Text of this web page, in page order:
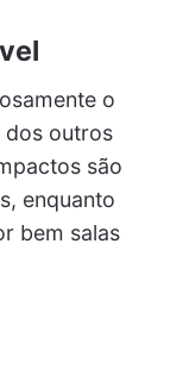
o
dos outros
são
enquanto
bem salas